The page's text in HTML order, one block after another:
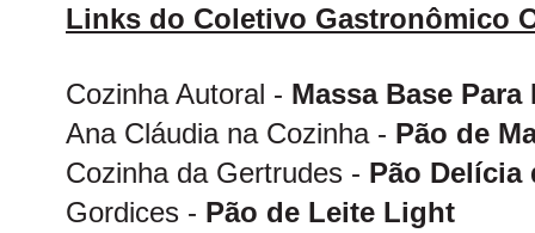
Links do Coletivo Gastronômico
Cozinha Autoral - Massa Base Para
Ana Cláudia na Cozinha - Pão de
Cozinha da Gertrudes - Pão Delícia
Gordices - Pão de Leite Light